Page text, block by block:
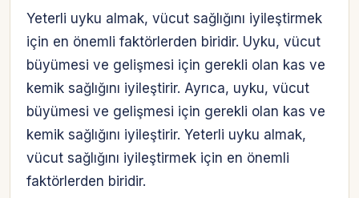
Yeterli uyku almak, vücut sağlığını iyileştirmek
için en önemli faktörlerden biridir. Uyku, vücut
büyümesi ve gelişmesi için gerekli olan kas ve
kemik sağlığını iyileştirir. Ayrıca, uyku, vücut
büyümesi ve gelişmesi için gerekli olan kas ve
kemik sağlığını iyileştirir. Yeterli uyku almak,
vücut sağlığını iyileştirmek için en önemli
faktörlerden biridir.